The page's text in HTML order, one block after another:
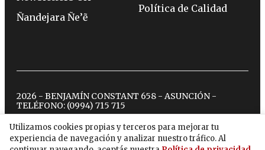
Utilizamos cookies propias y terceros para mejorar tu
experiencia de navegación y analizar nuestro tráfico. Al
Ñandejara Ñe’ẽ
Política de Calidad
2026 - BENJAMÍN CONSTANT 658 - ASUNCIÓN -
TELÉFONO: (0994) 715 715
twitterinstagram
facebook
tiktokyoutubespotify